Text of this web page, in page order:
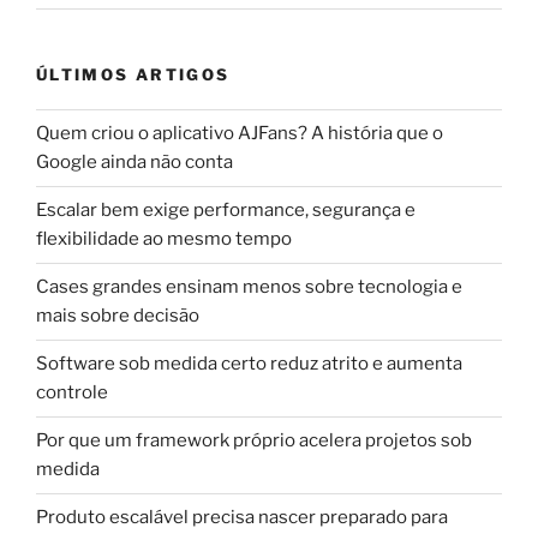
ÚLTIMOS ARTIGOS
Quem criou o aplicativo AJFans? A história que o
Google ainda não conta
Escalar bem exige performance, segurança e
flexibilidade ao mesmo tempo
Cases grandes ensinam menos sobre tecnologia e
mais sobre decisão
Software sob medida certo reduz atrito e aumenta
controle
Por que um framework próprio acelera projetos sob
medida
Produto escalável precisa nascer preparado para